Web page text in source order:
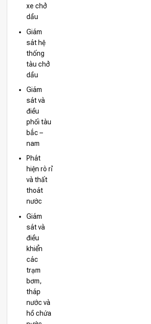
xe chở
dầu
Giám
sát hệ
thống
tàu chở
dầu
Giám
sát và
điều
phối tàu
bắc –
nam
Phát
hiện rò rỉ
và thất
thoát
nước
Giám
sát và
điều
khiển
các
trạm
bơm,
tháp
nước và
hồ chứa